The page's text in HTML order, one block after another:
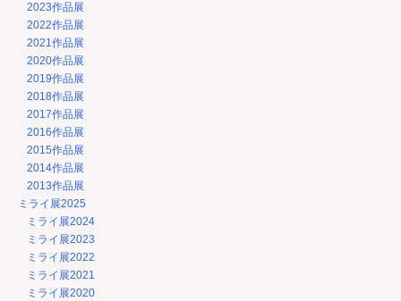
2023作品展
2022作品展
2021作品展
2020作品展
2019作品展
2018作品展
2017作品展
2016作品展
2015作品展
2014作品展
2013作品展
ミライ展2025
ミライ展2024
ミライ展2023
ミライ展2022
ミライ展2021
ミライ展2020